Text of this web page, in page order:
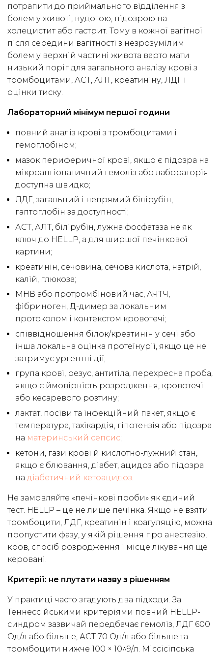
потрапити до приймального відділення з
болем у животі, нудотою, підозрою на
холецистит або гастрит. Тому в кожної вагітної
після середини вагітності з незрозумілим
болем у верхній частині живота варто мати
низький поріг для загального аналізу крові з
тромбоцитами, АСТ, АЛТ, креатиніну, ЛДГ і
оцінки тиску.
Лабораторний мінімум першої години
повний аналіз крові з тромбоцитами і
гемоглобіном;
мазок периферичної крові, якщо є підозра на
мікроангіопатичний гемоліз або лабораторія
доступна швидко;
ЛДГ, загальний і непрямий білірубін,
гаптоглобін за доступності;
АСТ, АЛТ, білірубін, лужна фосфатаза не як
ключ до HELLP, а для ширшої печінкової
картини;
креатинін, сечовина, сечова кислота, натрій,
калій, глюкоза;
МНВ або протромбіновий час, АЧТЧ,
фібриноген, Д-димер за локальним
протоколом і контекстом кровотечі;
співвідношення білок/креатинін у сечі або
інша локальна оцінка протеїнурії, якщо це не
затримує ургентні дії;
група крові, резус, антитіла, перехресна проба,
якщо є ймовірність розродження, кровотечі
або кесаревого розтину;
лактат, посіви та інфекційний пакет, якщо є
температура, тахікардія, гіпотензія або підозра
на материнський сепсис;
кетони, гази крові й кислотно-лужний стан,
якщо є блювання, діабет, ацидоз або підозра
на діабетичний кетоацидоз
Не замовляйте «печінкові проби» як єдиний
тест. HELLP – це не лише печінка. Якщо не взяти
тромбоцити, ЛДГ, креатинін і коагуляцію, можна
пропустити фазу, у якій рішення про анестезію,
кров, спосіб розродження і місце лікування ще
керовані.
Критерії: не плутати назву з рішенням
У практиці часто згадують два підходи. За
Теннессійськими критеріями повний HELLP-
синдром зазвичай передбачає гемоліз, ЛДГ 600
Од/л або більше, АСТ 70 Од/л або більше та
тромбоцити нижче 100 × 10^9/л. Міссісіпська